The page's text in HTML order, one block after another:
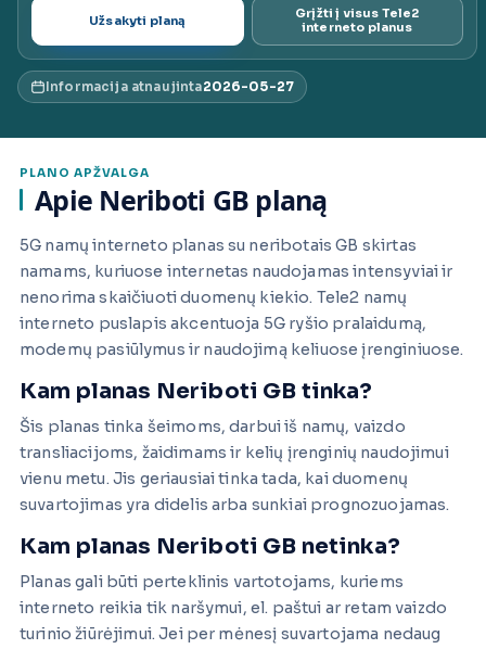
ai.lt
Užsakyti planą
Grįžti į visus Tele2
interneto planus
Informacija atnaujinta2026-05-27
PLANO APŽVALGA
Apie Neriboti GB planą
5G namų interneto planas su neribotais GB skirtas
namams, kuriuose internetas naudojamas intensyviai ir
nenorima skaičiuoti duomenų kiekio. Tele2 namų
interneto puslapis akcentuoja 5G ryšio pralaidumą,
modemų pasiūlymus ir naudojimą keliuose įrenginiuose.
Kam planas Neriboti GB tinka?
Šis planas tinka šeimoms, darbui iš namų, vaizdo
transliacijoms, žaidimams ir kelių įrenginių naudojimui
vienu metu. Jis geriausiai tinka tada, kai duomenų
suvartojimas yra didelis arba sunkiai prognozuojamas.
Kam planas Neriboti GB netinka?
Planas gali būti perteklinis vartotojams, kuriems
interneto reikia tik naršymui, el. paštui ar retam vaizdo
turinio žiūrėjimui. Jei per mėnesį suvartojama nedaug